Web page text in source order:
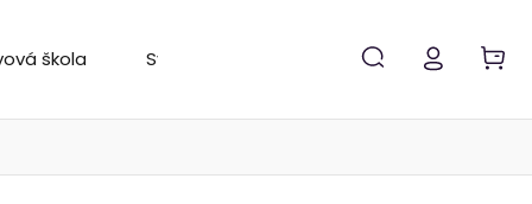
škola Svetový rebríček Značky